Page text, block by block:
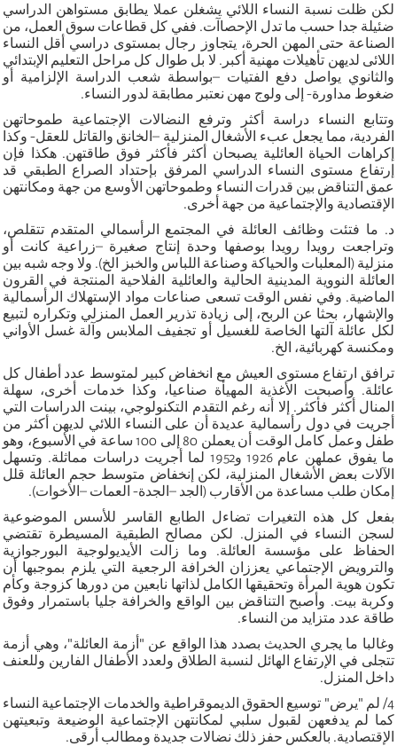
لكن ظلت نسبة النساء اللائي يشغلن عملا يطابق مستواهن الدراسي
ضئيلة جدا حسب ما تدل الإحصاآت. ففي كل قطاعات سوق العمل، من
الصناعة حتى المهن الحرة، يتجاوز رجال بمستوى دراسي أقل النساء
اللائى لديهن تأهيلات مهنية أكبر. لا بل طوال كل مراحل التعليم الإبتدائي
والثانوي يواصل دفع الفتيات –بواسطة شعب الدراسة الإلزامية أو
ضغوط مداورة- إلى ولوج مهن نعتبر مطابقة لدور النساء.
وتتابع النساء دراسة أكثر وترفع النضالات الإجتماعية طموحاتهن
الفردية، مما يجعل عبء الأشغال المنزلية –الخانق والقاتل للعقل- وكذا
إكراهات الحياة العائلية يصبحان أكثر فأكثر فوق طاقتهن. هكذا فإن
إرتفاع مستوى النساء الدراسي المرفق بإحتداد الصراع الطبقي قد
عمق التناقض بين قدرات النساء وطموحاتهن الأوسع من جهة ومكانتهن
الإقتصادية والإجتماعية من جهة أخرى.
د. ما فتئت وظائف العائلة في المجتمع الرأسمالي المتقدم تتقلص،
وتراجعت رويدا رويدا بوصفها وحدة إنتاج صغيرة –زراعية كانت أو
منزلية (المعلبات والحياكة وصناعة اللباس والخبز الخ). ولا وجه شبه بين
العائلة النووية المدينية الحالية والعائلية الفلاحية المنتجة في القرون
الماضية. وفي نفس الوقت تسعى صناعات مواد الإستهلاك الرأسمالية
والإشهار، بحثا عن الربح، إلى زيادة تذرير العمل المنزلي وتكراره لتبيع
لكل عائلة آلتها الخاصة للغسيل أو تجفيف الملابس وآلة غسل الأواني
ومكنسة كهربائية، الخ.
ترافق ارتفاع مستوى العيش مع انخفاض كبير لمتوسط عدد أطفال كل
عائلة. وأصبحت الأغذية المهيأة صناعيا، وكذا خدمات أخرى، سهلة
المنال أكثر فأكثر. إلا أنه رغم التقدم التكنولوجي، بينت الدراسات التي
أجريت في دول رأسمالية عديدة أن على النساء اللائي لديهن أكثر من
طفل وعمل كامل الوقت أن يعملن 80 إلى 100 ساعة في الأسبوع، وهو
ما يفوق عملهن عام 1926 و1952 لما أجريت دراسات مماثلة. وتسهل
الآلات بعض الأشغال المنزلية، لكن إنخفاض متوسط حجم العائلة قلل
إمكان طلب مساعدة من الأقارب (الجد –الجدة- العمات –الأخوات).
بفعل كل هذه التغيرات تضاءل الطابع القاسر للأسس الموضوعية
لسجن النساء في المنزل. لكن مصالح الطبقية المسيطرة تقتضي
الحفاظ على مؤسسة العائلة. وما زالت الأيديولوجية البورجوازية
والترويض الإجتماعي يعززان الخرافة الرجعية التي يلزم بموجبها أن
تكون هوية المرأة وتحقيقها الكامل لذاتها نابعين من دورها كزوجة وكأم
وكربة بيت. وأصبح التناقض بين الواقع والخرافة جليا باستمرار وفوق
طاقة عدد متزايد من النساء.
وغالبا ما يجري الحديث بصدد هذا الواقع عن "أزمة العائلة"، وهي أزمة
تتجلى في الإرتفاع الهائل لنسبة الطلاق ولعدد الأطفال الفارين وللعنف
داخل المنزل.
4/ لم "يرض" توسيع الحقوق الديموقراطية والخدمات الإجتماعية النساء
كما لم يدفعهن لقبول سلبي لمكانتهن الإجتماعية الوضيعة وتبعيتهن
الإقتصادية. بالعكس حفز ذلك نضالات جديدة ومطالب أرقى.